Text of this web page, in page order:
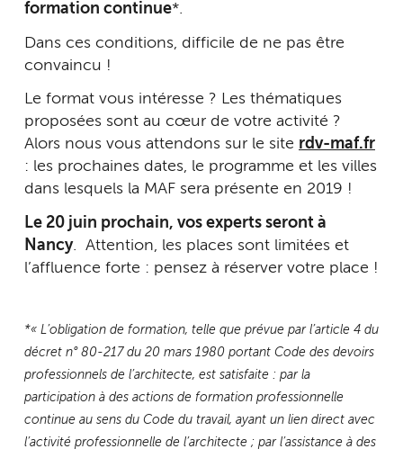
formation continue*.
Dans ces conditions, difficile de ne pas être
convaincu !
Le format vous intéresse ? Les thématiques
proposées sont au cœur de votre activité ?
Alors nous vous attendons sur le site rdv-maf.fr
: les prochaines dates, le programme et les villes
dans lesquels la MAF sera présente en 2019 !
Le 20 juin prochain, vos experts seront à
Nancy. Attention, les places sont limitées et
l’affluence forte : pensez à réserver votre place !
*« L’obligation de formation, telle que prévue par l’article 4 du
décret n° 80-217 du 20 mars 1980 portant Code des devoirs
professionnels de l’architecte, est satisfaite : par la
participation à des actions de formation professionnelle
continue au sens du Code du travail, ayant un lien direct avec
l’activité professionnelle de l’architecte ; par l’assistance à des